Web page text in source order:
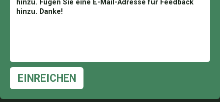
EINREICHEN